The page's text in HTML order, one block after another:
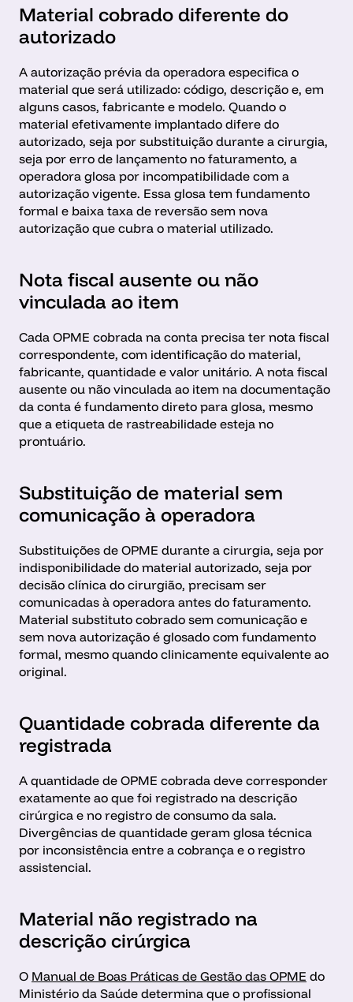
Material cobrado diferente do
autorizado
A autorização prévia da operadora especifica o
material que será utilizado: código, descrição e, em
alguns casos, fabricante e modelo. Quando o
material efetivamente implantado difere do
autorizado, seja por substituição durante a cirurgia,
seja por erro de lançamento no faturamento, a
operadora glosa por incompatibilidade com a
autorização vigente. Essa glosa tem fundamento
formal e baixa taxa de reversão sem nova
autorização que cubra o material utilizado.
Nota fiscal ausente ou não
vinculada ao item
Cada OPME cobrada na conta precisa ter nota fiscal
correspondente, com identificação do material,
fabricante, quantidade e valor unitário. A nota fiscal
ausente ou não vinculada ao item na documentação
da conta é fundamento direto para glosa, mesmo
que a etiqueta de rastreabilidade esteja no
prontuário.
Substituição de material sem
comunicação à operadora
Substituições de OPME durante a cirurgia, seja por
indisponibilidade do material autorizado, seja por
decisão clínica do cirurgião, precisam ser
comunicadas à operadora antes do faturamento.
Material substituto cobrado sem comunicação e
sem nova autorização é glosado com fundamento
formal, mesmo quando clinicamente equivalente ao
original.
Quantidade cobrada diferente da
registrada
A quantidade de OPME cobrada deve corresponder
exatamente ao que foi registrado na descrição
cirúrgica e no registro de consumo da sala.
Divergências de quantidade geram glosa técnica
por inconsistência entre a cobrança e o registro
assistencial.
Material não registrado na
descrição cirúrgica
O Manual de Boas Práticas de Gestão das OPME do
Ministério da Saúde determina que o profissional